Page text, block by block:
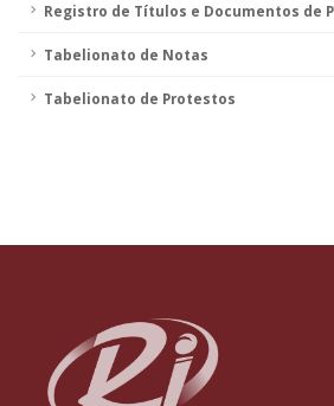
Registro de Títulos e Documentos de
Tabelionato de Notas
Tabelionato de Protestos